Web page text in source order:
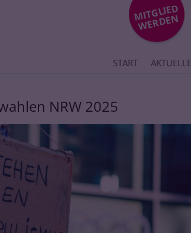
START
MIT
GLIE
D
WE
R
DE
N
NRW 2025